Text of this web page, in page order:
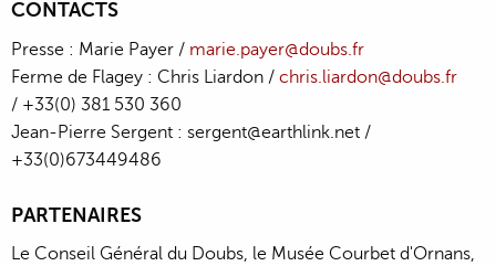
CONTACTS
Presse : Marie Payer / marie.payer@doubs.fr
Ferme de Flagey : Chris Liardon / chris.liardon@doubs.fr
/ +33(0) 381 530 360
Jean-Pierre Sergent : sergent@earthlink.net /
+33(0)673449486
PARTENAIRES
Le Conseil Général du Doubs, le Musée Courbet d'Ornans,